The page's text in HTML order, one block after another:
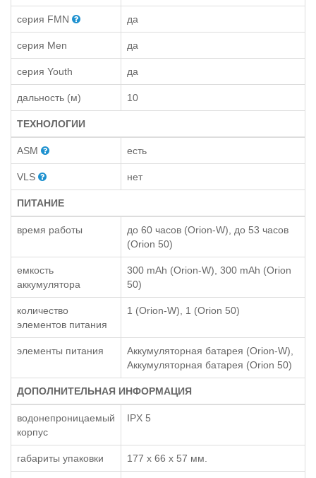
серия FMN да
серия Men да
серия Youth да
дальность (м) 10
ТЕХНОЛОГИИ
ASM есть
VLS нет
ПИТАНИЕ
время работы
до 60 часов (Orion-W), до 53 часов
(Orion 50)
емкость
аккумулятора
300 mAh (Orion-W), 300 mAh (Orion
50)
количество
элементов питания
1 (Orion-W), 1 (Orion 50)
элементы питания
Аккумуляторная батарея (Orion-W),
Аккумуляторная батарея (Orion 50)
ДОПОЛНИТЕЛЬНАЯ ИНФОРМАЦИЯ
водонепроницаемый
корпус
IPX 5
габариты упаковки 177 x 66 x 57 мм.